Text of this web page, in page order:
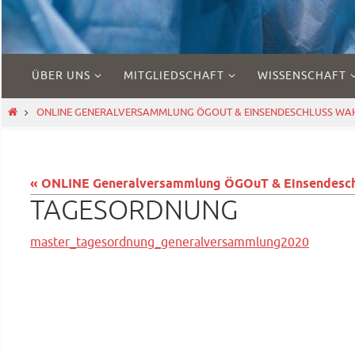
ÜBER UNS MITGLIEDSCHAFT WISSENSCHAFT
STARTONLINE GENERALVERSAMMLUNG ÖGOUT & EINSENDESCHLUSS
« ONLINE Generalversammlung ÖGOuT &
TAGESORDNUNG
master_tagesordnung_generalversammlung2020